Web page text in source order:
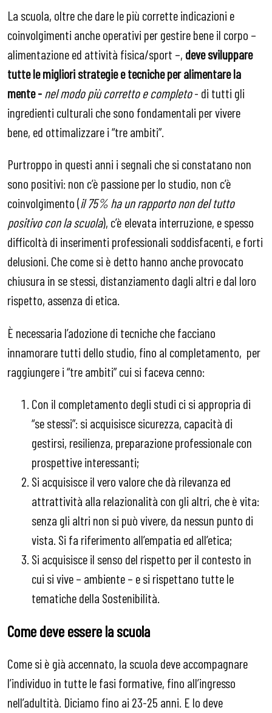
La scuola, oltre che dare le più corrette indicazioni e
coinvolgimenti anche operativi per gestire bene il corpo –
alimentazione ed attività fisica/sport –, deve sviluppare
tutte le migliori strategie e tecniche per alimentare la
mente - nel modo più corretto e completo- di tutti gli
ingredienti culturali che sono fondamentali per vivere
bene, ed ottimalizzare i “tre ambiti”.
Purtroppo in questi anni i segnali che si constatano non
sono positivi: non c’è passione per lo studio, non c’è
coinvolgimento (il 75% ha un rapporto non del tutto
positivo con la scuola), c’è elevata interruzione, e spesso
difficoltà di inserimenti professionali soddisfacenti, e forti
delusioni. Che come si è detto hanno anche provocato
chiusura in se stessi, distanziamento dagli altri e dal loro
rispetto, assenza di etica.
È necessaria l’adozione di tecniche che facciano
innamorare tutti dello studio, fino al completamento, per
raggiungere i “tre ambiti” cui si faceva cenno:
Con il completamento degli studi ci si appropria di
“se stessi”: si acquisisce sicurezza, capacità di
gestirsi, resilienza, preparazione professionale con
prospettive interessanti;
Si acquisisce il vero valore che dà rilevanza ed
attrattività alla relazionalità con gli altri, che è vita:
senza gli altri non si può vivere, da nessun punto di
vista. Si fa riferimento all’empatia ed all’etica;
Si acquisisce il senso del rispetto per il contesto in
cui si vive – ambiente – e si rispettano tutte le
tematiche della Sostenibilità.
Come deve essere la scuola
Come si è già accennato, la scuola deve accompagnare
l’individuo in tutte le fasi formative, fino all’ingresso
nell’adultità. Diciamo fino ai 23-25 anni. E lo deve